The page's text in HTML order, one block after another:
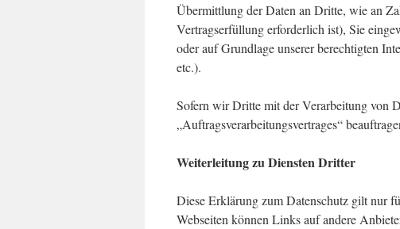
Übermittlung der Daten an Dritte, wie an
Vertragserfüllung erforderlich ist), Sie
oder auf Grundlage unserer berechtigten
etc.).
Sofern wir Dritte mit der Verarbeitung von
„Auftragsverarbeitungsvertrages“
Weiterleitung zu Diensten Dritter
Diese Erklärung zum Datenschutz gilt nur
Webseiten können Links auf andere